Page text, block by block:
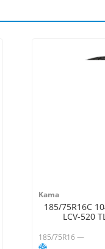
Kama
185/75R16C
LCV-520
185/75R16 —